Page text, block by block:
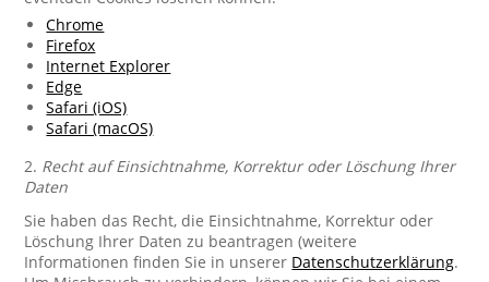
Chrome
Firefox
Internet Explorer
Edge
Safari (iOS)
Safari (macOS)
2. Recht auf Einsichtnahme, Korrektur oder Löschung Ihrer
Daten
Sie haben das Recht, die Einsichtnahme, Korrektur oder
Löschung Ihrer Daten zu beantragen (weitere
Informationen finden Sie in unserer Datenschutzerklärung.